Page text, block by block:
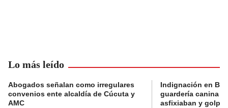
Lo más leído
Abogados señalan como irregulares
convenios ente alcaldía de Cúcuta y
AMC
Indignación en
guardería canina
asfixiaban y